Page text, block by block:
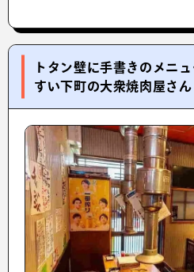
トタン壁に手書きのメニ
すい下町の大衆焼肉屋さん